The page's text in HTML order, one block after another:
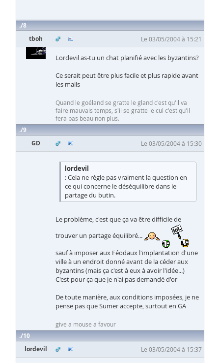
8
tboh
Le 03/05/2004 à 15:21
Lordevil as-tu un chat planifié avec les byzantins?
Ce serait peut être plus facile et plus rapide avant
les mails
Quand le goéland se gratte le gland c'est qu'il va
faire mauvais temps, s'il se gratte le cul c'est qu'il
fera pas beau non plus.
9
GD
Le 03/05/2004 à 15:30
lordevil
: Cela ne règle pas vraiment la question en
ce qui concerne le déséquilibre dans le
partage du butin.
Le problème, c'est que ça va être difficile de
trouver un partage équilibré...
sauf à imposer aux Féodaux l'implantation d'une
ville à un endroit donné avant de la céder aux
byzantins (mais ça c'est à eux à avoir l'idée...)
C'est pour ça que je n'ai pas demandé d'or
De toute manière, aux conditions imposées, je ne
pense pas que Sumer accepte, surtout en GA
give a mouse a favour
10
lordevil
Le 03/05/2004 à 15:37